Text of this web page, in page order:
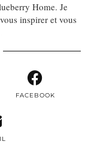
Home. Je
inspirer et vous
FACEBOOK